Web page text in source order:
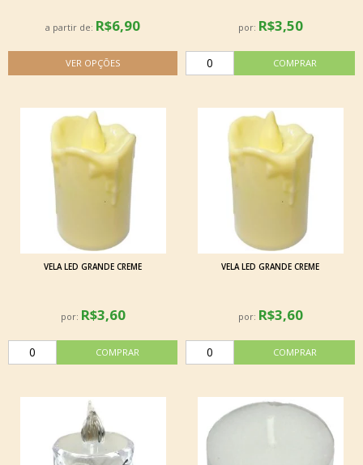
a partir de: R$6,90 por: R$3,50
VELA LED GRANDE CREME
por: R$3,60
VELA LED GRANDE CREME
por: R$3,60